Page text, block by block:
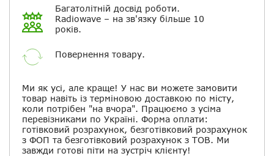
Багатолітній досвід роботи.
Radiowave – на зв'язку більше 10
років.
Повернення товару.
Ми як усі, але краще! У нас ви можете замовити
товар навіть із терміновою доставкою по місту,
коли потрібен "на вчора". Працюємо з усіма
перевізниками по Україні. Форма оплати:
готівковий розрахунок, безготівковий розрахунок
з ФОП та безготівковий розрахунок з ТОВ. Ми
завжди готові піти на зустріч клієнту!
Скасувати Залишити відгук